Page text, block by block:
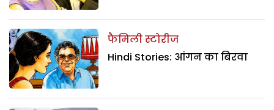
फैमिली स्टोरीज
Hindi Stories: आंगन का बिरवा